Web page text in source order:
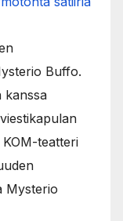
Buffo.
kanssa
teatteri
Mysterio